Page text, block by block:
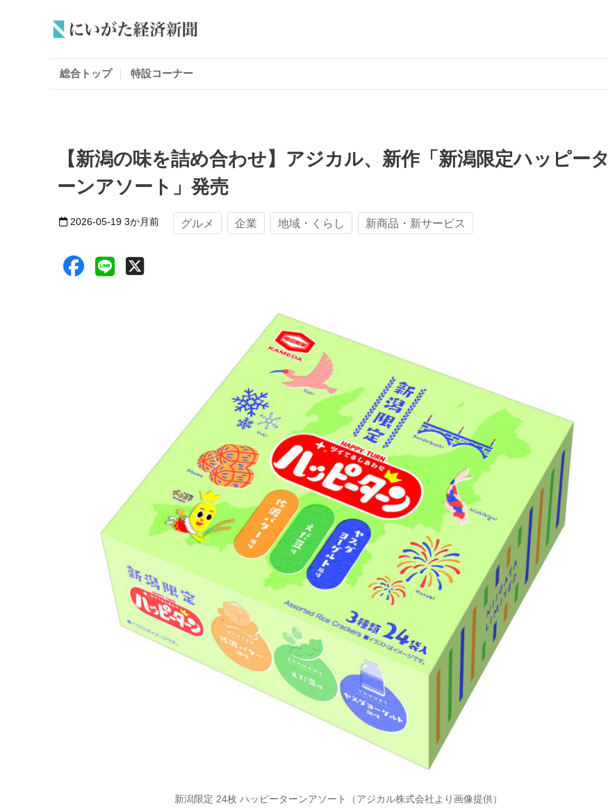
総合トップ 特設コーナー
【新潟の味を詰め合わせ】アジカル、新作「新潟限定ハッピータ
ーンアソート」発売
2026-05-19 3か月前 グルメ 企業 地域・くらし 新商品・新サービス
新潟限定 24枚 ハッピーターンアソート（アジカル株式会社より画像提供）